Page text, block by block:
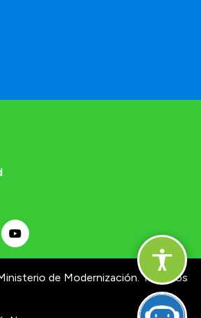
de Modernización. Términos